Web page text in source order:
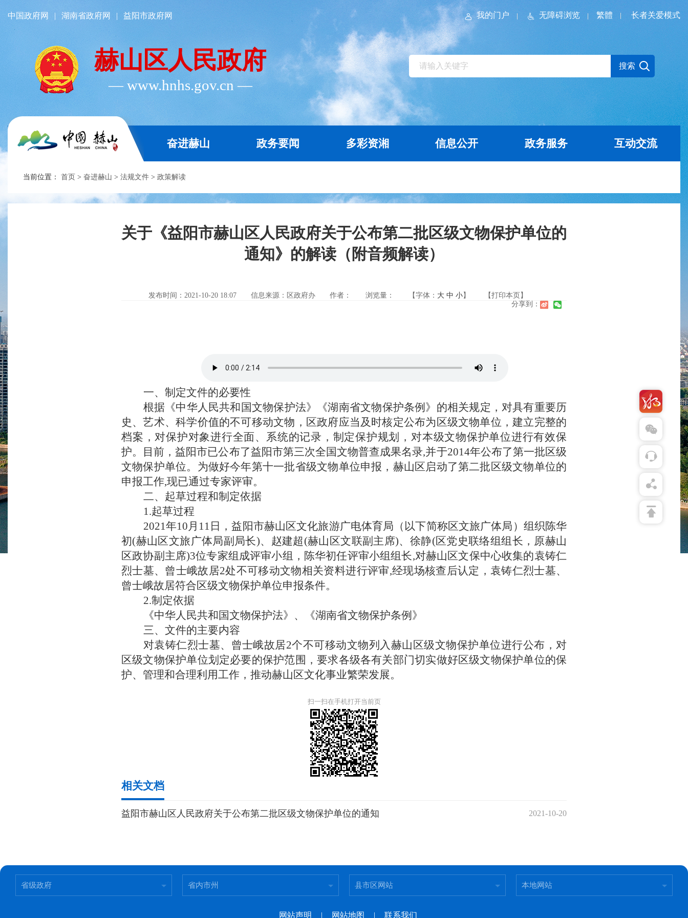
中国政府网 | 湖南省政府网 | 益阳市政府网 长者关爱模式
我的门户 无障碍浏览 繁體
赫山区人民政府
― www.hnhs.gov.cn ―
奋进赫山 政务要闻 多彩资湘 信息公开 政务服务 互动交流
当前位置： 首页 > 奋进赫山 > 法规文件 > 政策解读
关于《益阳市赫山区人民政府关于公布第二批区级文物保护单位的
通知》的解读（附音频解读）
发布时间：2021-10-20 18:07 信息来源：区政府办 作者： 浏览量： 【字体： 大 中 小】
【打印本页】
分享到：
一、制定文件的必要性
根据《中华人民共和国文物保护法》 《湖南省文物保护条例》 的相关规定， 对具有重要历
史、艺术、科学价值的不可移动文物， 区政府应当及时核定公布为区级文物单位，建立完整的
档案，对保护对象进行全面、系统的记录， 制定保护规划，对本级文物保护单位进行有效保
护。
目前 ，益阳市已公布了益阳市第三次全国文物普查成果名录,并于2014年公布了第一批区级
文物保护单位。为做好今年第十一批省级文物单位申报 ，赫山区启动了第二批 区级文物单位的
申报工作,现已通过专家评审。
二、起草过程和制定依据
1.起草过程
2021年10月11日，益阳市赫山区文化旅游广电体育局（以下简称区文旅广体局）组织陈华
初(赫山区文旅广体局副局长)、赵建超(赫山区文联副主席)、徐静(区党史联络组组长，原赫山
区政协副主席)3位专家组成评审小组，陈华初任评审小组组长,对赫山区文保中心收集的袁铸仁
烈士墓、曾士峨故居2处不可移动文物相关资料进行评审,经现场核查后认定，袁铸仁烈士墓、
曾士峨故居符合区级文物保护单位申报条件。
2.制定依据
《中华人民共和国文物保护法》、
《湖南省文物保护条例》
三、文件的主要内容
对袁铸仁烈士墓、曾士峨故居2个不可移动文物列入赫山区级文物保护单位进行公布，对
区级文物保护单位划定必要的保护范围，要求各级各有关部门切实做好区级文物保护单位的保
护、管理和合理利用工作，推动赫山区文化事业繁荣发展。
扫一扫在手机打开当前页
相关文档
益阳市赫山区人民政府关于公布第二批区级文物保护单位的通知 2021-10-20
省级政府 省内市州 县市区网站 本地网站
网站声明 | 网站地图 | 联系我们